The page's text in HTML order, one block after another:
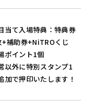
当て入場特典：特典券
+補助券+NiTROくじ
ポイント1個
以外に特別スタンプ1
加で押印いたします！